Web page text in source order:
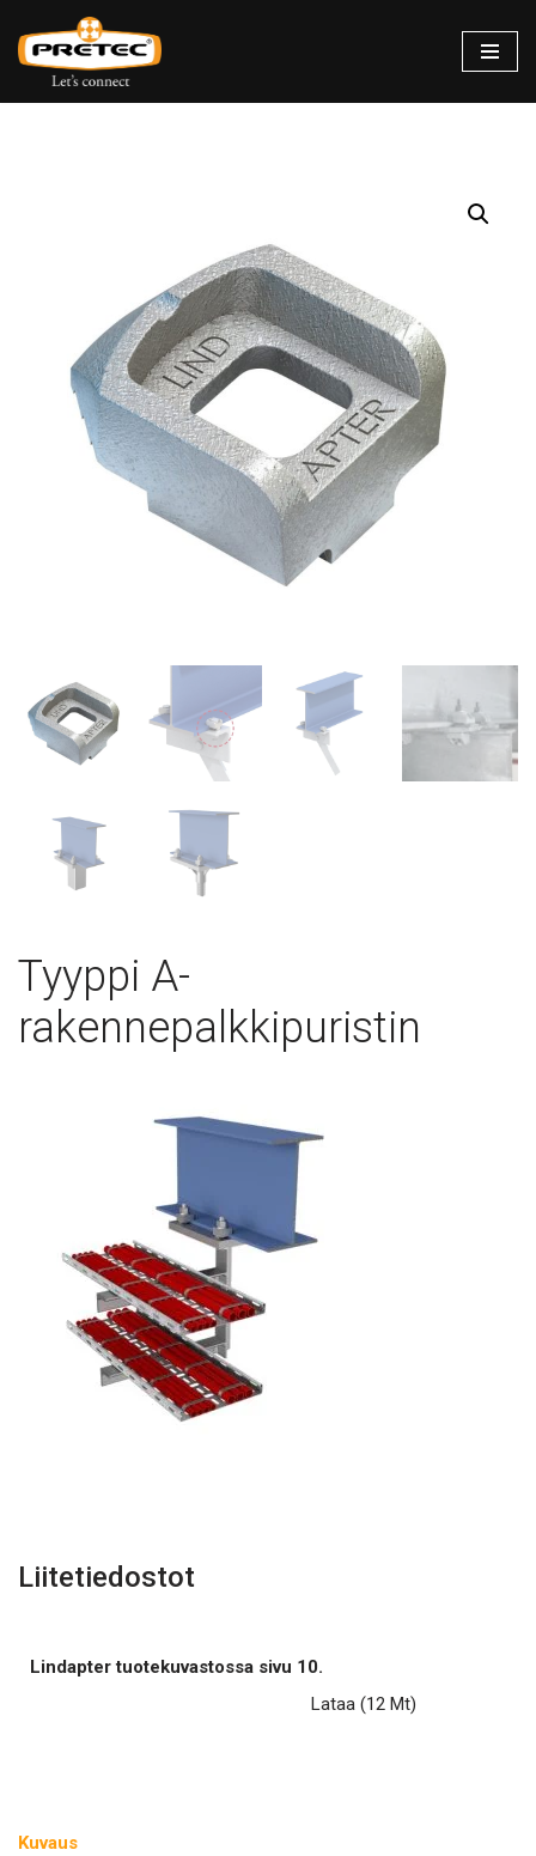
Siirry
suoraan
Tyyppi A-
rakennepalkkipuristin
Liitetiedostot
Lindapter tuotekuvastossa sivu 10.
Lataa (12 Mt)
Kuvaus